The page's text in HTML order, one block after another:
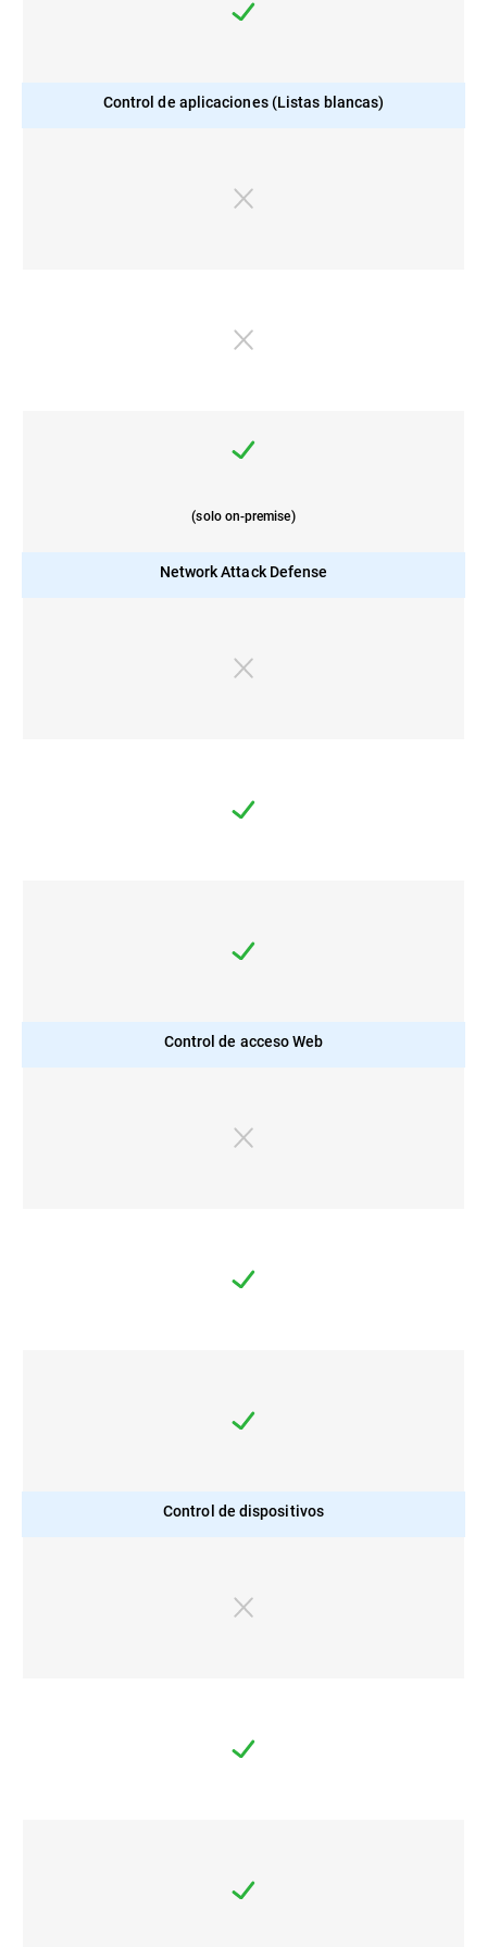
Control de aplicaciones (Listas blancas)
(solo on-premise)
Network Attack Defense
Control de acceso Web
Control de dispositivos